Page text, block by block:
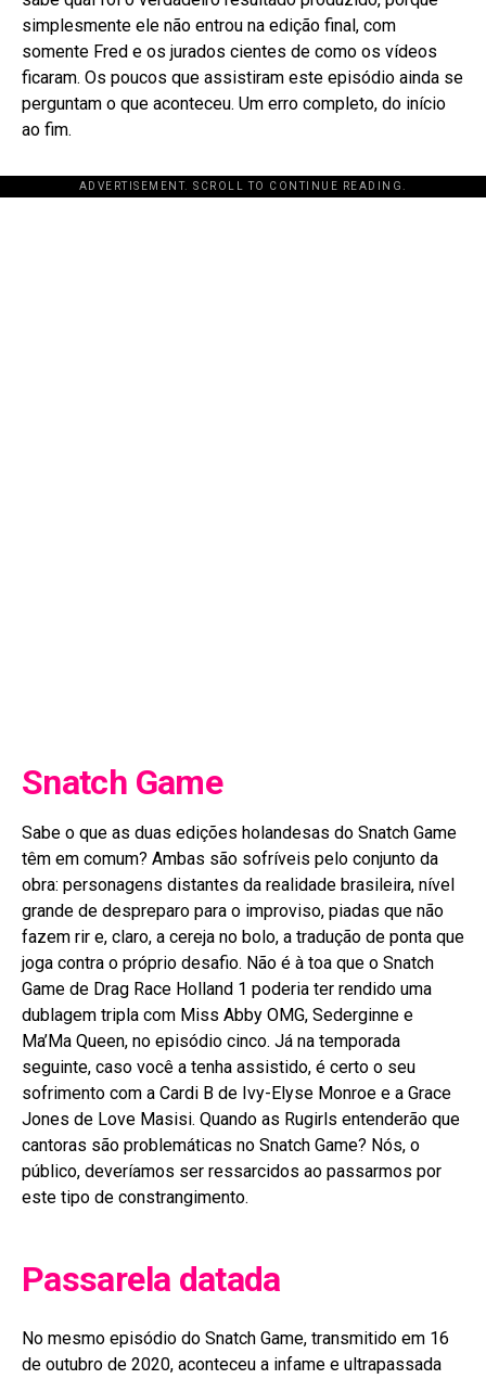
simplesmente ele não entrou na edição final, com
somente Fred e os jurados cientes de como os vídeos
ficaram. Os poucos que assistiram este episódio ainda se
perguntam o que aconteceu. Um erro completo, do início
ao fim.
ADVERTISEMENT. SCROLL TO CONTINUE READING.
Snatch Game
Sabe o que as duas edições holandesas do Snatch Game
têm em comum? Ambas são sofríveis pelo conjunto da
obra: personagens distantes da realidade brasileira, nível
grande de despreparo para o improviso, piadas que não
fazem rir e, claro, a cereja no bolo, a tradução de ponta que
joga contra o próprio desafio. Não é à toa que o Snatch
Game de Drag Race Holland 1 poderia ter rendido uma
dublagem tripla com Miss Abby OMG, Sederginne e
Ma’Ma Queen, no episódio cinco. Já na temporada
seguinte, caso você a tenha assistido, é certo o seu
sofrimento com a Cardi B de Ivy-Elyse Monroe e a Grace
Jones de Love Masisi. Quando as Rugirls entenderão que
cantoras são problemáticas no Snatch Game? Nós, o
público, deveríamos ser ressarcidos ao passarmos por
este tipo de constrangimento.
Passarela datada
No mesmo episódio do Snatch Game, transmitido em 16
de outubro de 2020, aconteceu a infame e ultrapassada